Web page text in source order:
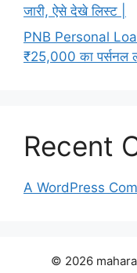
जारी, ऐसे देखे लिस्ट |
PNB Personal
₹25,000 का पर्सनल
Recent
A WordPress
© 2026